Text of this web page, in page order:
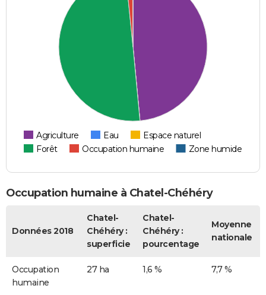
Agriculture Eau
Espace naturel
Forêt
Occupation humaine Zone humide
Occupation humaine à Chatel-Chéhéry
Données 2018
Chatel-
Chéhéry :
superficie
Chatel-
Chéhéry :
pourcentage
Moyenne
nationale
Occupation
humaine
27 ha 1,6 % 7,7 %